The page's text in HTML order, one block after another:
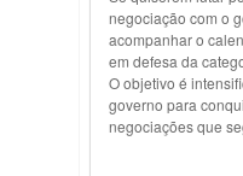
negociação com o
acompanhar o
em defesa da
O objetivo é
governo para
negociações que